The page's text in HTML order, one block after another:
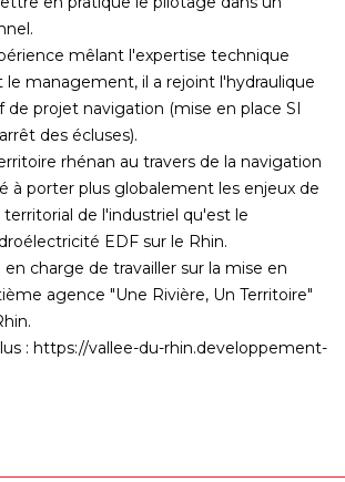
mêlant l'expertise technique
le management, il a rejoint l'hydraulique
de projet navigation (mise en place SI
des écluses).
rhénan au travers de la navigation
à porter plus globalement les enjeux de
de l'industriel qu'est le
EDF sur le Rhin.
charge de travailler sur la mise en
agence "Une Rivière, Un Territoire"
: https://vallee-du-rhin.developpement-